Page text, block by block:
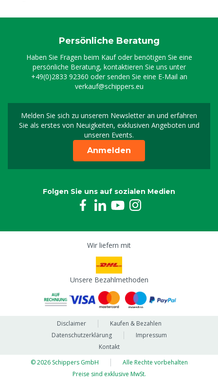
Persönliche Beratung
Haben Sie Fragen beim Kauf oder benötigen Sie eine
persönliche Beratung, kontaktieren Sie uns unter
+49(0)2833 92360 oder senden Sie eine E-Mail an
verkauf@schippers.eu
Melden Sie sich zu unserem Newsletter an und erfahren
Sie als erstes von Neuigkeiten, exklusiven Angeboten und
unseren Events.
Melden Sie sich für
Anmelden
Folgen Sie uns auf sozialen Medien
Wir liefern mit
Unsere Bezahlmethoden
Disclaimer
Kaufen & Bezahlen
Datenschutzerklärung
Impressum
Kontakt
© 2026 Schippers GmbH
Alle Rechte vorbehalten
Preise sind exklusive MwSt.